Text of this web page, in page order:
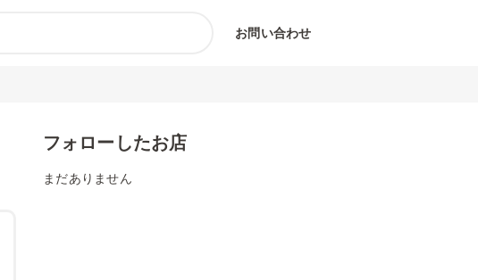
お問い合わせ
フォローしたお店
まだありません